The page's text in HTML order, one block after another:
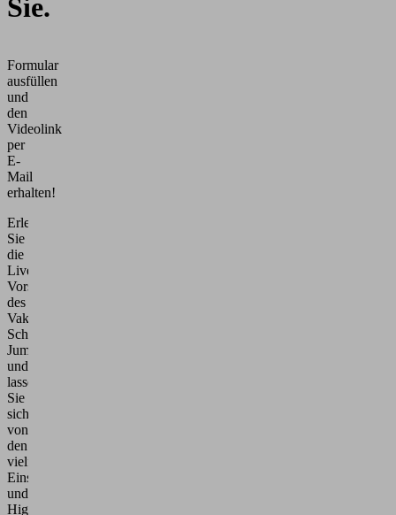
Sie.
Formular
ausfüllen
und
den
Videolink
per
E-
Mail
erhalten!
Erleben
Sie
die
Live-
Vorstellung
des
Vakuum-
Schlauchhebers
JumboFlex
und
lassen
Sie
sich
von
den
vielfältigen
Einsatzgebieten
und
Highlights